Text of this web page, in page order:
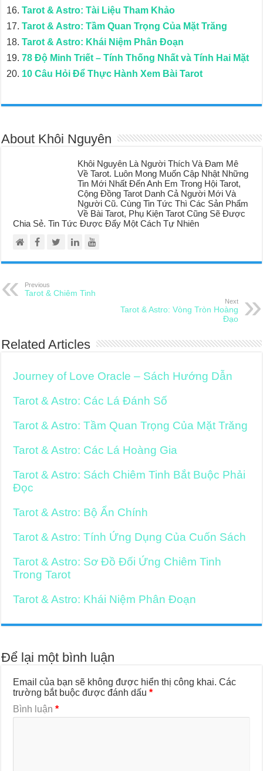
Tarot & Astro: Tài Liệu Tham Khảo
Tarot & Astro: Tầm Quan Trọng Của Mặt Trăng
Tarot & Astro: Khái Niệm Phân Đoạn
78 Độ Minh Triết – Tính Thống Nhất và Tính Hai Mặt
10 Câu Hỏi Để Thực Hành Xem Bài Tarot
About Khôi Nguyên
Khôi Nguyên Là Người Thích Và Đam Mê
Về Tarot. Luôn Mong Muốn Cập Nhật Những
Tin Mới Nhất Đến Anh Em Trong Hội Tarot,
Cộng Đồng Tarot Danh Cả Người Mới Và
Người Cũ. Cùng Tin Tức Thì Các Sản Phẩm
Về Bài Tarot, Phụ Kiện Tarot Cũng Sẽ Được
Chia Sẻ. Tin Tức Được Đẩy Một Cách Tự Nhiên
Previous
Tarot & Chiêm Tinh
Next
Tarot & Astro: Vòng Tròn Hoàng
Đạo
Related Articles
Journey of Love Oracle – Sách Hướng Dẫn
Tarot & Astro: Các Lá Đánh Số
Tarot & Astro: Tầm Quan Trọng Của Mặt Trăng
Tarot & Astro: Các Lá Hoàng Gia
Tarot & Astro: Sách Chiêm Tinh Bắt Buộc Phải
Đọc
Tarot & Astro: Bộ Ẩn Chính
Tarot & Astro: Tính Ứng Dụng Của Cuốn Sách
Tarot & Astro: Sơ Đồ Đối Ứng Chiêm Tinh
Trong Tarot
Tarot & Astro: Khái Niệm Phân Đoạn
Để lại một bình luận
Email của bạn sẽ không được hiển thị công khai. Các
trường bắt buộc được đánh dấu*
Bình luận*